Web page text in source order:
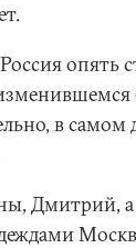
опять
в самом
Дмитрий, а